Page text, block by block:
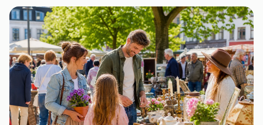
Berlin
24 Flohmärkte